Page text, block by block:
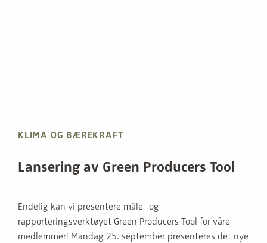
KLIMA OG BÆREKRAFT
Lansering av Green Producers Tool
Endelig kan vi presentere måle- og
rapporteringsverktøyet Green Producers Tool for våre
medlemmer! Mandag 25. september presenteres det nye